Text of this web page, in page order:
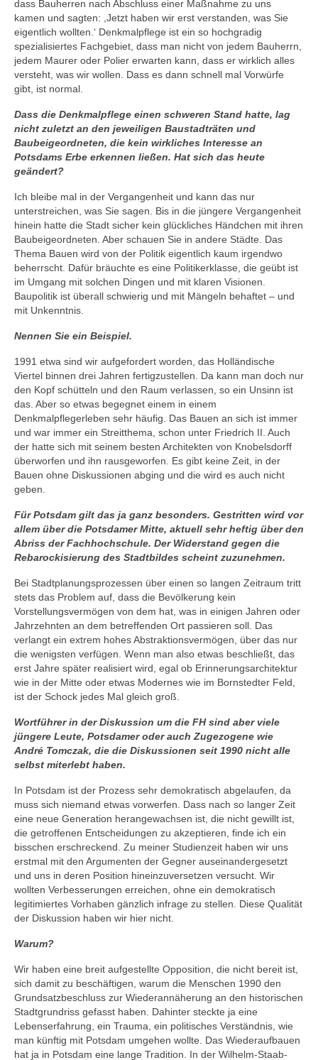
dass Bauherren nach Abschluss einer Maßnahme zu uns
kamen und sagten: ,Jetzt haben wir erst verstanden, was Sie
eigentlich wollten.‘ Denkmalpflege ist ein so hochgradig
spezialisiertes Fachgebiet, dass man nicht von jedem Bauherrn,
jedem Maurer oder Polier erwarten kann, dass er wirklich alles
versteht, was wir wollen. Dass es dann schnell mal Vorwürfe
gibt, ist normal.
Dass die Denkmalpflege einen schweren Stand hatte, lag
nicht zuletzt an den jeweiligen Baustadträten und
Baubeigeordneten, die kein wirkliches Interesse an
Potsdams Erbe erkennen ließen. Hat sich das heute
geändert?
Ich bleibe mal in der Vergangenheit und kann das nur
unterstreichen, was Sie sagen. Bis in die jüngere Vergangenheit
hinein hatte die Stadt sicher kein glückliches Händchen mit ihren
Baubeigeordneten. Aber schauen Sie in andere Städte. Das
Thema Bauen wird von der Politik eigentlich kaum irgendwo
beherrscht. Dafür bräuchte es eine Politikerklasse, die geübt ist
im Umgang mit solchen Dingen und mit klaren Visionen.
Baupolitik ist überall schwierig und mit Mängeln behaftet – und
mit Unkenntnis.
Nennen Sie ein Beispiel.
1991 etwa sind wir aufgefordert worden, das Holländische
Viertel binnen drei Jahren fertigzustellen. Da kann man doch nur
den Kopf schütteln und den Raum verlassen, so ein Unsinn ist
das. Aber so etwas begegnet einem in einem
Denkmalpflegerleben sehr häufig. Das Bauen an sich ist immer
und war immer ein Streitthema, schon unter Friedrich II. Auch
der hatte sich mit seinem besten Architekten von Knobelsdorff
überworfen und ihn rausgeworfen. Es gibt keine Zeit, in der
Bauen ohne Diskussionen abging und die wird es auch nicht
geben.
Für Potsdam gilt das ja ganz besonders. Gestritten wird vor
allem über die Potsdamer Mitte, aktuell sehr heftig über den
Abriss der Fachhochschule. Der Widerstand gegen die
Rebarockisierung des Stadtbildes scheint zuzunehmen.
Bei Stadtplanungsprozessen über einen so langen Zeitraum tritt
stets das Problem auf, dass die Bevölkerung kein
Vorstellungsvermögen von dem hat, was in einigen Jahren oder
Jahrzehnten an dem betreffenden Ort passieren soll. Das
verlangt ein extrem hohes Abstraktionsvermögen, über das nur
die wenigsten verfügen. Wenn man also etwas beschließt, das
erst Jahre später realisiert wird, egal ob Erinnerungsarchitektur
wie in der Mitte oder etwas Modernes wie im Bornstedter Feld,
ist der Schock jedes Mal gleich groß.
Wortführer in der Diskussion um die FH sind aber viele
jüngere Leute, Potsdamer oder auch Zugezogene wie
André Tomczak, die die Diskussionen seit 1990 nicht alle
selbst miterlebt haben.
In Potsdam ist der Prozess sehr demokratisch abgelaufen, da
muss sich niemand etwas vorwerfen. Dass nach so langer Zeit
eine neue Generation herangewachsen ist, die nicht gewillt ist,
die getroffenen Entscheidungen zu akzeptieren, finde ich ein
bisschen erschreckend. Zu meiner Studienzeit haben wir uns
erstmal mit den Argumenten der Gegner auseinandergesetzt
und uns in deren Position hineinzuversetzen versucht. Wir
wollten Verbesserungen erreichen, ohne ein demokratisch
legitimiertes Vorhaben gänzlich infrage zu stellen. Diese Qualität
der Diskussion haben wir hier nicht.
Warum?
Wir haben eine breit aufgestellte Opposition, die nicht bereit ist,
sich damit zu beschäftigen, warum die Menschen 1990 den
Grundsatzbeschluss zur Wiederannäherung an den historischen
Stadtgrundriss gefasst haben. Dahinter steckte ja eine
Lebenserfahrung, ein Trauma, ein politisches Verständnis, wie
man künftig mit Potsdam umgehen wollte. Das Wiederaufbauen
hat ja in Potsdam eine lange Tradition. In der Wilhelm-Staab-